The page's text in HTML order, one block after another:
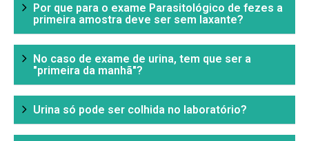
Por que para o exame Parasitológico de fezes a
primeira amostra deve ser sem laxante?
No caso de exame de urina, tem que ser a
"primeira da manhã"?
Urina só pode ser colhida no laboratório?